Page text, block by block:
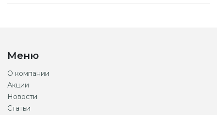
Меню
О компании
Акции
Новости
Статьи